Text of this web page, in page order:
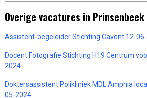
Overige vacatures in Prinsenbeek
Assistent-begeleider Stichting Cavent 12-
Docent Fotografie Stichting H19 Centrum
2024
Doktersassistent Polikliniek MDL Amphia
05-2024